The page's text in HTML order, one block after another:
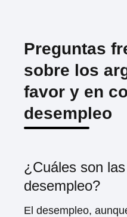
Preguntas
sobre los
favor y en
desempleo
¿Cuáles son
desempleo?
El desempleo,